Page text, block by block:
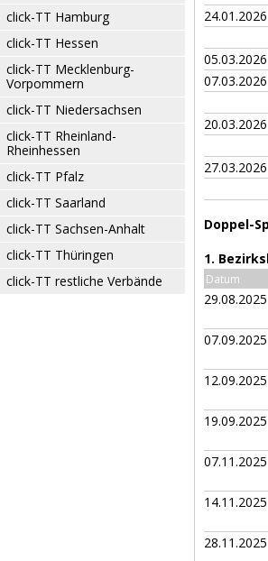
click-TT Hamburg
click-TT Hessen
click-TT Mecklenburg-
Vorpommern
click-TT Niedersachsen
click-TT Rheinland-
Rheinhessen
click-TT Pfalz
click-TT Saarland
click-TT Sachsen-Anhalt
click-TT Thüringen
click-TT restliche Verbände
24.01.2026
05.03.2026
07.03.2026
20.03.2026
27.03.2026
Doppel-
1.
Datum
29.08.2025
07.09.2025
12.09.2025
19.09.2025
07.11.2025
14.11.2025
28.11.2025